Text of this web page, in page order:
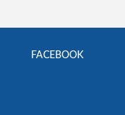
FACEBOOK